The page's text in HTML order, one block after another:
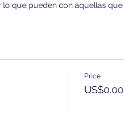
que pueden con aquellas que
Price
US$0.00